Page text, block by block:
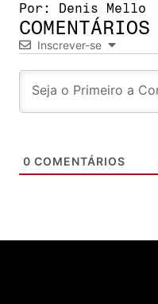
Por:
Denis Mello
COMENTÁRIOS
Inscrever-se
0 COMENTÁRIOS